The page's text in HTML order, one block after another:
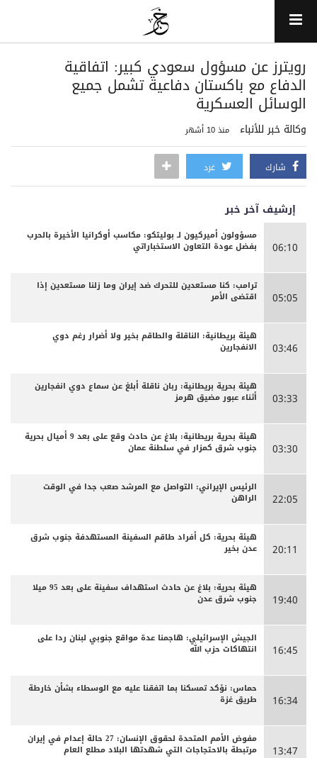
‏رويترز عن مسؤول سعودي كبير: اتفاقية
الدفاع مع باكستان دفاعية تشمل جميع
الوسائل العسكرية
وكالة خبر للأنباء منذ 10 أشهر
شارك غرد
إرشيف آخر خبر
06:10
مسؤولون أميركيون لـ بوليتكو: مكاسب أوكرانيا الأخيرة بالحرب
بفضل عودة التعاون الاستخباراتي
05:05
ترامب: كنا مستعدين للتحرك ضد إيران وما زلنا مستعدين إذا
اقتضى الأمر
03:46
هيئة بريطانية: الناقلة والطاقم بخير ولا أضرار رغم دوي
الانفجارين
03:33
هيئة بحرية بريطانية: ربان ناقلة أبلغ عن سماع دوي انفجارين
أثناء عبور مضيق هرمز
03:30
هيئة بحرية بريطانية: بلاغ عن حادث وقع على بعد 9 أميال بحرية
جنوب شرق كمزار في سلطنة عمان
22:05
الرئيس الإيراني: التواصل مع المرشد صعب جدا في الوقت
الراهن
20:11
هيئة بحرية: كل أفراد طاقم السفينة المستهدفة جنوب شرق
عدن بخير
19:40
هيئة بحرية: بلاغ عن حادث استهداف سفينة على بعد 95 ميلا
جنوب شرق عدن
16:45
الجيش الإسرائيلي: هاجمنا عدة مواقع جنوبي لبنان ردا على
انتهاكات حزب الله
16:34
حماس: نؤكد تمسكنا بما اتفقنا عليه مع الوسطاء بشأن خارطة
طريق غزة
13:47
مفوض الأمم المتحدة لحقوق الإنسان: 27 حالة إعدام في إيران
مرتبطة بالاحتجاجات التي شهدتها البلاد مطلع العام